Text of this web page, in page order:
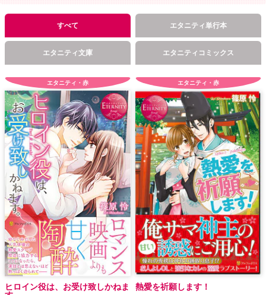
すべて エタニティ単行本
エタニティ文庫 エタニティコミックス
エタニティ・赤
ヒロイン役は、お受け致しかねま
エタニティ・赤
熱愛を祈願します！